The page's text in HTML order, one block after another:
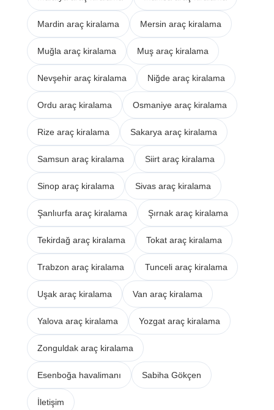
Mardin araç kiralama Mersin araç kiralama
Muğla araç kiralama Muş araç kiralama
Nevşehir araç kiralama Niğde araç kiralama
Ordu araç kiralama Osmaniye araç kiralama
Rize araç kiralama Sakarya araç kiralama
Samsun araç kiralama Siirt araç kiralama
Sinop araç kiralama Sivas araç kiralama
Şanlıurfa araç kiralama Şırnak araç kiralama
Tekirdağ araç kiralama Tokat araç kiralama
Trabzon araç kiralama Tunceli araç kiralama
Uşak araç kiralama Van araç kiralama
Yalova araç kiralama Yozgat araç kiralama
Zonguldak araç kiralama
Esenboğa havalimanı Sabiha Gökçen
İletişim